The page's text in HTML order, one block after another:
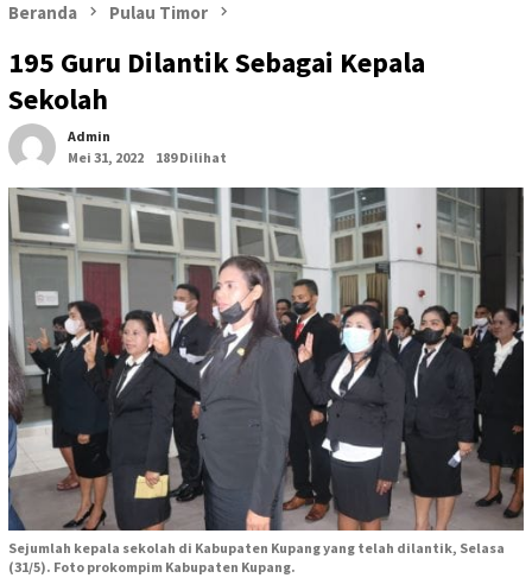
Beranda Pulau Timor
195 Guru Dilantik Sebagai Kepala
Sekolah
Admin
Mei 31, 2022
189 Dilihat
Sejumlah kepala sekolah di Kabupaten Kupang yang telah dilantik, Selasa
(31/5). Foto prokompim Kabupaten Kupang.